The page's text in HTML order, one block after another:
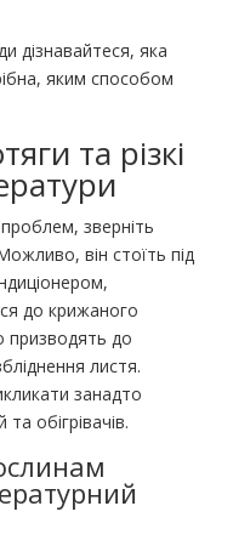
дізнавайтеся, яка
яким способом
та різкі
зверніть
він стоїть під
до крижаного
призводять до
листя.
занадто
обігрівачів.